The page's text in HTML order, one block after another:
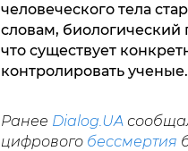
человеческого тела
словам, биологический
что существует
контролировать ученые.
Ранее Dialog.UA
цифрового бессмертия